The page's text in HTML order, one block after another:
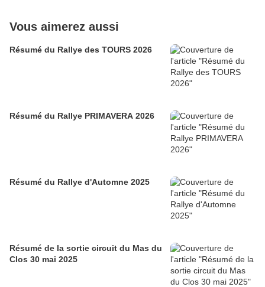
Vous aimerez aussi
Résumé du Rallye des TOURS 2026
Résumé du Rallye PRIMAVERA 2026
Résumé du Rallye d'Automne 2025
Résumé de la sortie circuit du Mas du
Clos 30 mai 2025